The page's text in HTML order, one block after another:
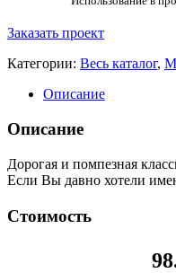
Заказать проект
Категории: Весь каталог,
Описание
Описание
Дорогая и помпезная
Если Вы давно хотели
Стоимость